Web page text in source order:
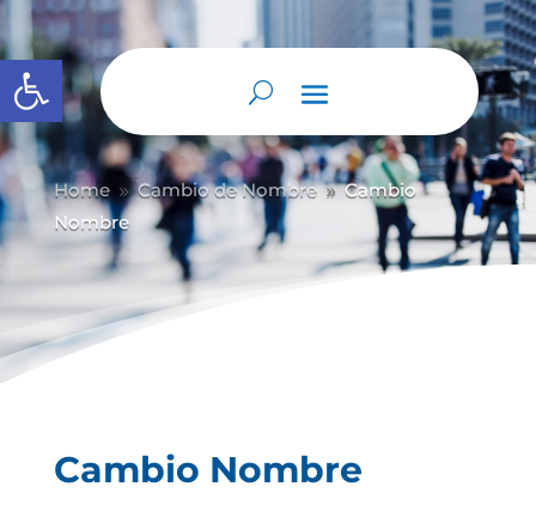
Abrir barra de herramientas
Home 9 Cambio de Nombre 9 Cambio
Nombre
Cambio Nombre